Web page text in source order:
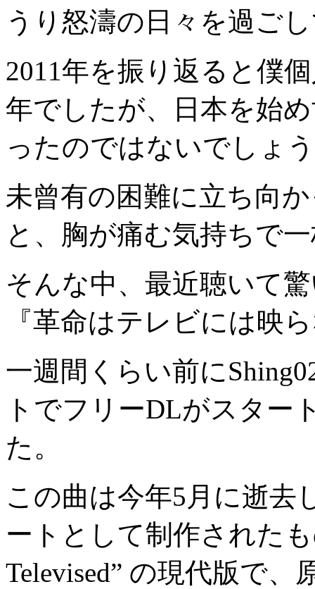
うり怒濤の日々を過ご
2011年を振り返ると僕
年でしたが、日本を始
ったのではないでしょ
未曾有の困難に立ち向
と、胸が痛む気持ちで
そんな中、最近聴いて
『革命はテレビには映
一週間くらい前に
トでフリーDLがスター
た。
この曲は今年5月に逝去
ートとして制作された
Televised” の現代版で